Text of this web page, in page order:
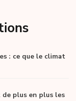
: ce que le climat
plus en plus les